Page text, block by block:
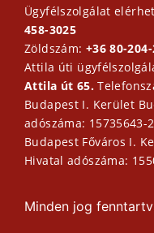
Ügyfélszolgálat
458-3025
Zöldszám: +36 80-
Attila úti
Attila út 65.
Budapest I. Kerület
adószáma: 15735643-
Budapest Főváros I.
Hivatal adószáma:
Minden jog